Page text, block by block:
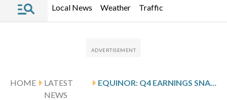
Local News Weather Traffic
HOME
LATEST
NEWS
EQUINOR: Q4 EARNINGS SNAPSHOT